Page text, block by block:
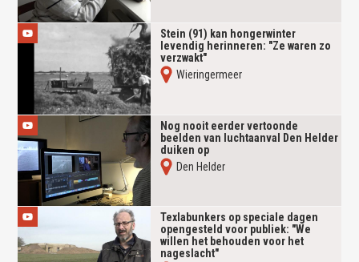
Stein (91) kan hongerwinter
levendig herinneren: "Ze waren zo
verzwakt"
Wieringermeer
Nog nooit eerder vertoonde
beelden van luchtaanval Den Helder
duiken op
Den Helder
Texlabunkers op speciale dagen
opengesteld voor publiek: "We
willen het behouden voor het
nageslacht"